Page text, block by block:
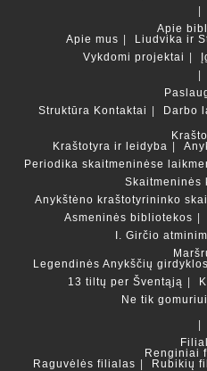
Apie
Apie mus
Liudvika ir
Vykdomi projektai
Struktūra Kontaktai Darbo
Kraštotyra ir leidyba
Periodika skaitmeninėse
Skaitmeninės
Anykštėno kraštotyrininko
Asmeninės bibliotekos
I. Girčio
Legendinės Anykščių girdyklos
13 tiltų per Šventąją
Ne tik
Renginiai
Raguvėlės filialas
Rubikių